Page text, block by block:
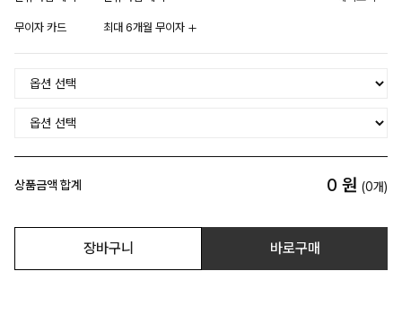
무이자 카드 최대 6개월 무이자
상품금액 합계 0 원 (0개)
장바구니 바로구매